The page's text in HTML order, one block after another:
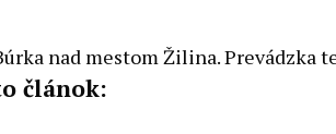
nad mestom Žilina. Prevádzka
článok: